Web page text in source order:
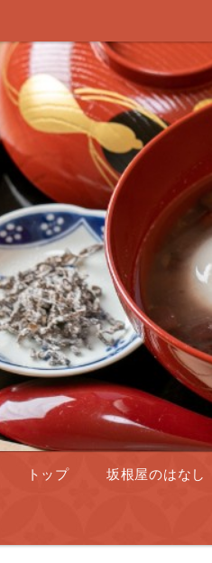
トップ 坂根屋のはなし